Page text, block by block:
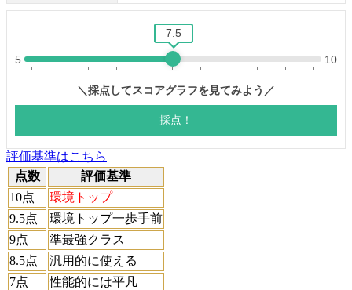
評価基準はこちら
点数
評価基準
10点
環境トップ
9.5点
環境トップ一歩手前
9点
準最強クラス
8.5点
汎用的に使える
7点
性能的には平凡